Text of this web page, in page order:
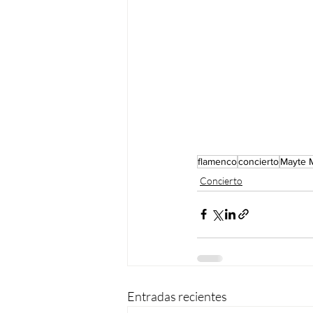
flamencoconciertoMayte
Concierto
Entradas recientes